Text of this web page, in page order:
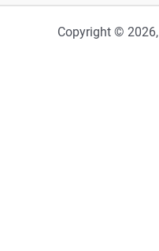
Copyright © 2026,